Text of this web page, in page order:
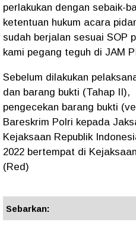
perlakukan dengan sebaik-
ketentuan hukum acara
sudah berjalan sesuai SOP
kami pegang teguh di JAM
Sebelum dilakukan
dan barang bukti (Tahap II),
pengecekan barang bukti
Bareskrim Polri kepada
Kejaksaan Republik
2022 bertempat di
(Red)
Sebarkan: